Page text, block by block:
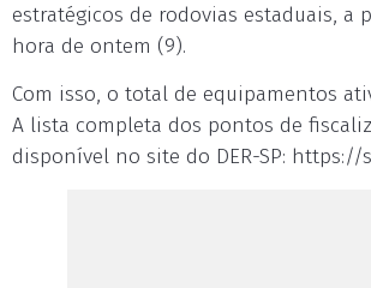
estratégicos de rodovias estaduais, a
hora de ontem (9).
Com isso, o total de equipamentos
A lista completa dos pontos de
disponível no site do DER-SP: https://